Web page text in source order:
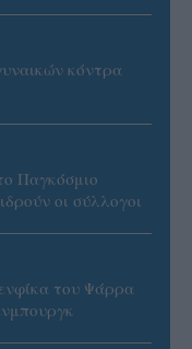
κόντρα
Παγκόσμιο
οι σύλλογοι
του Ψάρρα